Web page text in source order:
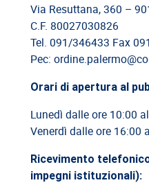
08/06/2026
Cassazione: legittimità del
03/06/2026
Cassazione:
26/05/2026
Cassazione: rischi relativi
Via Resuttana, 360 –
C.F. 80027030826
Tel. 091/346433 Fax
Pec:
Orari di apertura al
Lunedì dalle ore 10:00
Venerdì dalle ore 16:00
Ricevimento
impegni istituzionali):